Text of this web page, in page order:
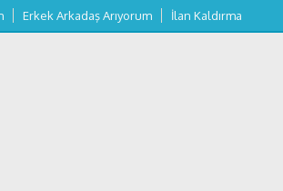
Erkek Arkadaş Arıyorum İlan Kaldırma